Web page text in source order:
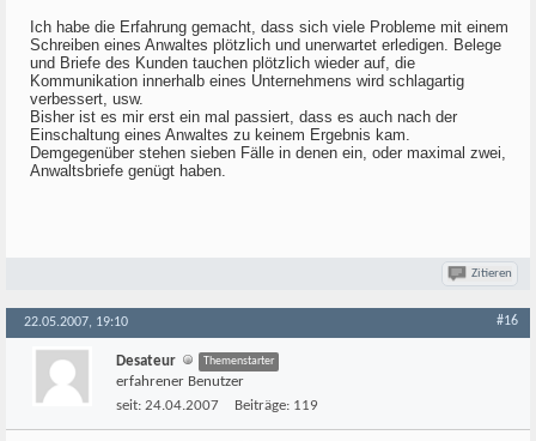
Ich habe die Erfahrung gemacht, dass sich viele Probleme mit einem
Schreiben eines Anwaltes plötzlich und unerwartet erledigen. Belege
und Briefe des Kunden tauchen plötzlich wieder auf, die
Kommunikation innerhalb eines Unternehmens wird schlagartig
verbessert, usw.
Bisher ist es mir erst ein mal passiert, dass es auch nach der
Einschaltung eines Anwaltes zu keinem Ergebnis kam.
Demgegenüber stehen sieben Fälle in denen ein, oder maximal zwei,
Anwaltsbriefe genügt haben.
Zitieren
22.05.2007, 19:10 #16
Desateur Themenstarter
erfahrener Benutzer
seit: 24.04.2007 Beiträge: 119